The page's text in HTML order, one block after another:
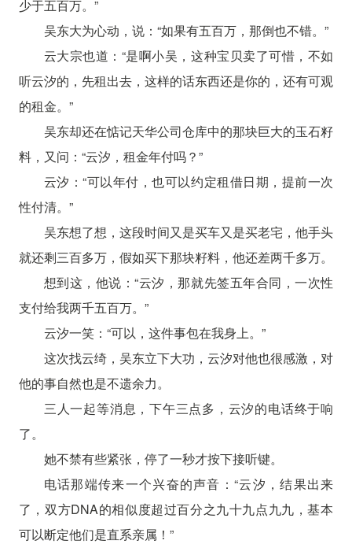
少于五百万。”
吴东大为心动，说：“如果有五百万，那倒也不错。”
云大宗也道：“是啊小吴，这种宝贝卖了可惜，不如
听云汐的，先租出去，这样的话东西还是你的，还有可观
的租金。”
吴东却还在惦记天华公司仓库中的那块巨大的玉石籽
料，又问：“云汐，租金年付吗？”
云汐：“可以年付，也可以约定租借日期，提前一次
性付清。”
吴东想了想，这段时间又是买车又是买老宅，他手头
就还剩三百多万，假如买下那块籽料，他还差两千多万。
想到这，他说：“云汐，那就先签五年合同，一次性
支付给我两千五百万。”
云汐一笑：“可以，这件事包在我身上。”
这次找云绮，吴东立下大功，云汐对他也很感激，对
他的事自然也是不遗余力。
三人一起等消息，下午三点多，云汐的电话终于响
了。
她不禁有些紧张，停了一秒才按下接听键。
电话那端传来一个兴奋的声音：“云汐，结果出来
了，双方DNA的相似度超过百分之九十九点九九，基本
可以断定他们是直系亲属！”